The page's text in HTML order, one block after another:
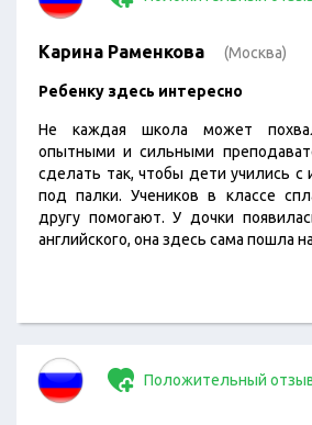
Карина Раменкова (Москва)
Ребенку здесь интересно
Не каждая школа может
опытными и сильными
сделать так, чтобы дети учились с
под палки. Учеников в классе
другу помогают. У дочки
английского, она здесь сама пошла
Положительный